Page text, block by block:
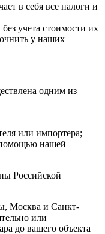
в себя все налоги и
учета стоимости их
у наших
одним из
или импортера;
помощью нашей
Российской
Москва и Санкт-
или
до вашего объекта